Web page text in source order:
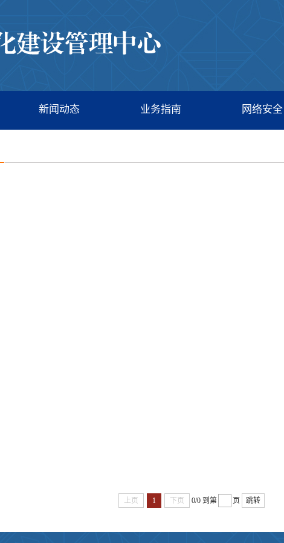
新闻动态 业务指南 网络安全
上页 1 下页 0/0 到第 页 跳转